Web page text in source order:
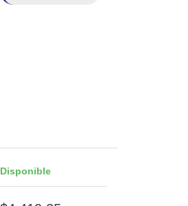
Disponible